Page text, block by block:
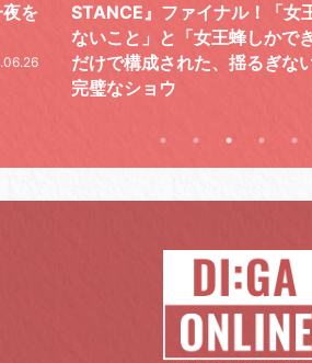
ら
の
ての芯を貫き通し、笑顔と感
たファイナルライブ、
AY”をレポート